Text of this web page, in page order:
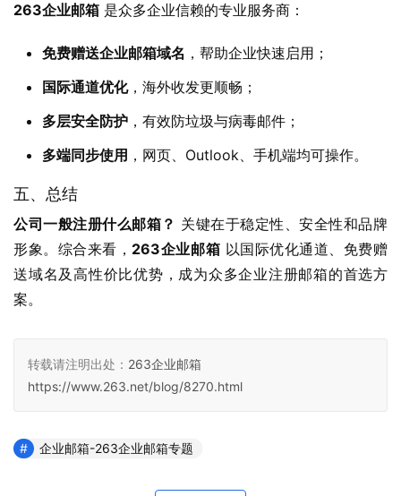
263企业邮箱 是众多企业信赖的专业服务商：
免费赠送企业邮箱域名 ，帮助企业快速启用；
国际通道优化，海外收发更顺畅；
多层安全防护 ，有效防垃圾与病毒邮件；
多端同步使用 ，网页、Outlook、手机端均可操作。
五、总结
公司一般注册什么邮箱？ 关键在于稳定性、安全性和品牌
形象。综合来看， 263企业邮箱 以国际优化通道、免费赠
送域名及高性价比优势，成为众多企业注册邮箱的首选方
案。
转载请注明出处： 263企业邮箱
https://www.263.net/blog/8270.html
企业邮箱-263企业邮箱专题